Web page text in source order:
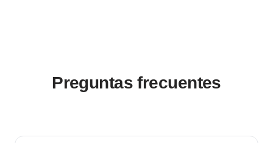
Preguntas frecuentes